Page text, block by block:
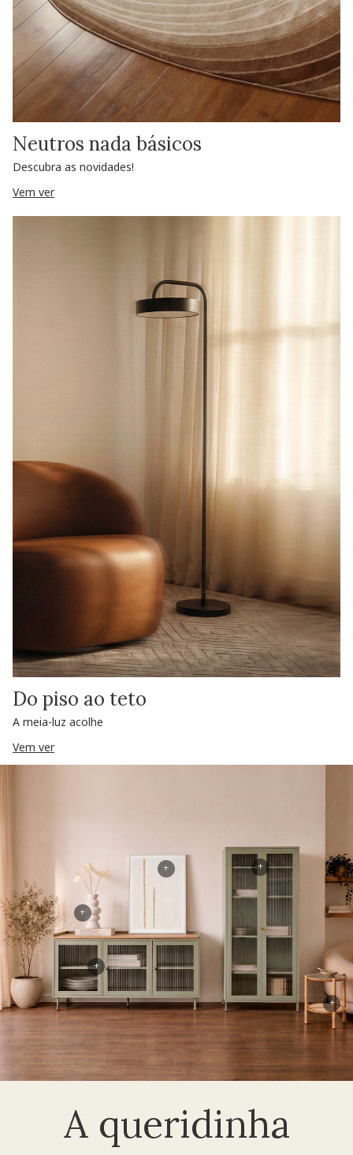
Neutros nada básicos
Descubra as novidades!
Vem ver
Do piso ao teto
A meia-luz acolhe
Vem ver
A queridinha
+
+
+
+
+